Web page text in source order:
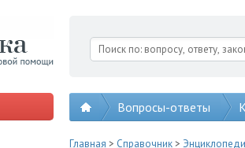
Вопросы-ответы
Главная > Справочник>